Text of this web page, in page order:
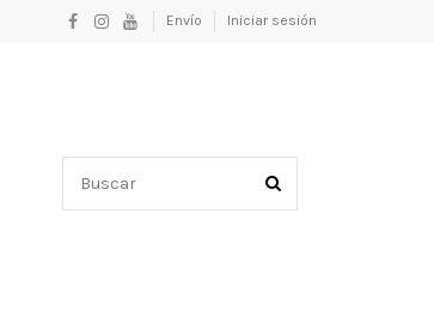
Envío Iniciar sesión